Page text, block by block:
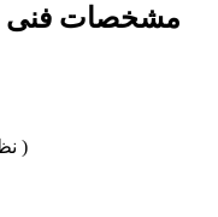
مشخصات فنی
( نظر خود درباره این محصول را ثبت نمایید )